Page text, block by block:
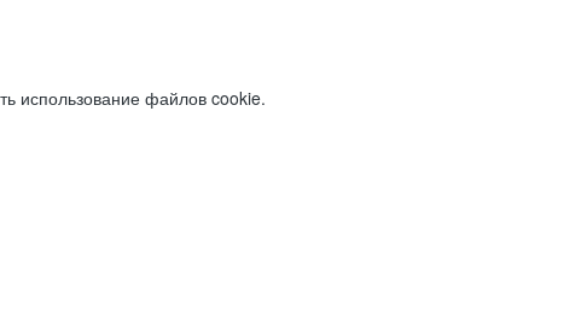
использование файлов cookie.